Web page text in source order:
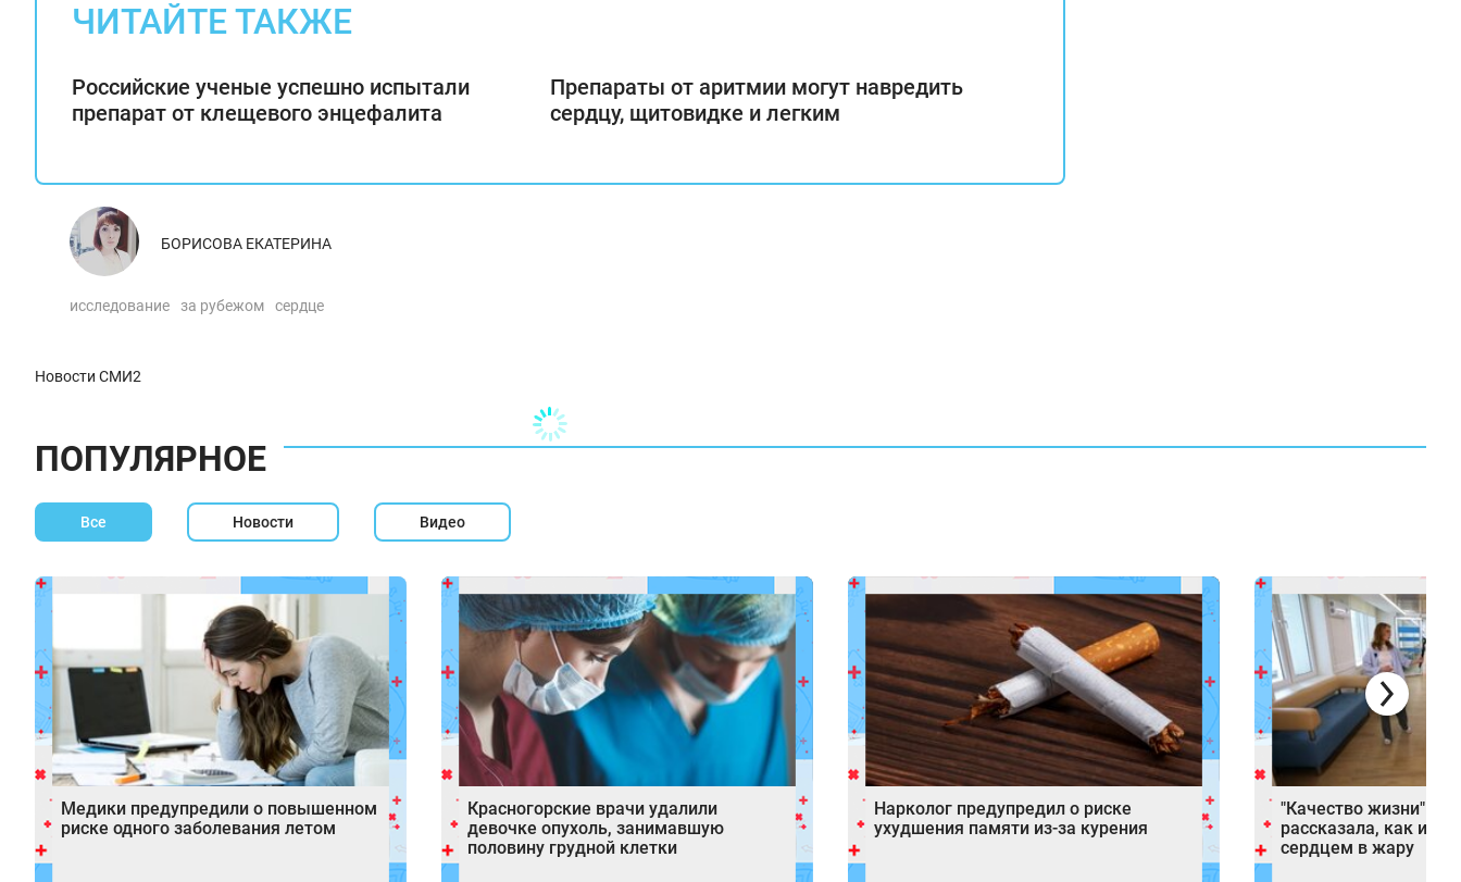
ЧИТАЙТЕ ТАКЖЕ
Российские ученые успешно испытали
препарат от клещевого энцефалита
Препараты от аритмии могут навредить
сердцу, щитовидке и легким
БОРИСОВА ЕКАТЕРИНА
исследование за рубежом сердце
Новости СМИ2
ПОПУЛЯРНОЕ
Все Новости Видео
Медики предупредили о повышенном
риске одного заболевания летом
Красногорские врачи удалили
девочке опухоль, занимавшую
половину грудной клетки
Нарколог предупредил о риске
ухудшения памяти из-за курения
"Качество жизни":
рассказала, как
сердцем в жару